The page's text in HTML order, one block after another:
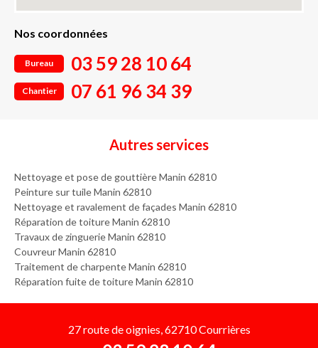
Nos coordonnées
Bureau 03 59 28 10 64
Chantier 07 61 96 34 39
Autres services
Nettoyage et pose de gouttière Manin 62810
Peinture sur tuile Manin 62810
Nettoyage et ravalement de façades Manin 62810
Réparation de toiture Manin 62810
Travaux de zinguerie Manin 62810
Couvreur Manin 62810
Traitement de charpente Manin 62810
Réparation fuite de toiture Manin 62810
27 route de oignies, 62710 Courrières